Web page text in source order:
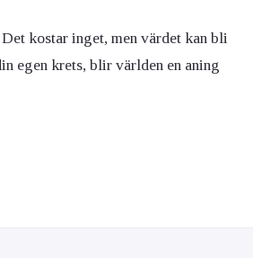
kostar inget, men värdet kan bli
egen krets, blir världen en aning